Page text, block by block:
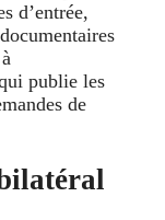
d’entrée,
publie les
de